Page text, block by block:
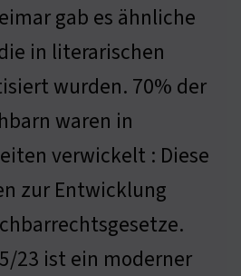
gab es ähnliche
in literarischen
wurden. 70% der
waren in
verwickelt : Diese
zur Entwicklung
23 ist ein moderner